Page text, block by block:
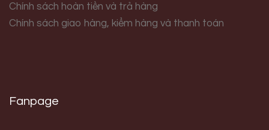
Chính sách hoàn tiền và trả hàng
Chính sách giao hàng, kiểm hàng và thanh toán
Fanpage